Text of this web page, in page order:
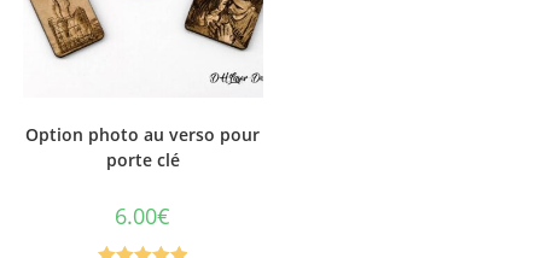
Option photo au verso pour
porte clé
6.00€